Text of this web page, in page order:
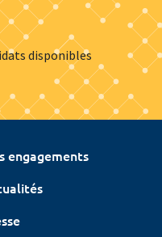
disponibles
engagements